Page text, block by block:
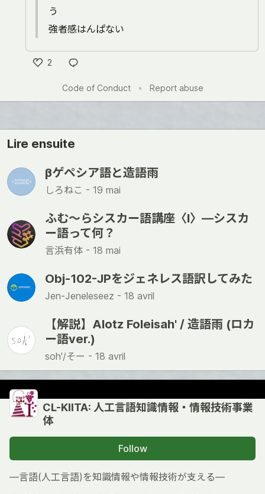
う
強者感はんぱない
2
Code of Conduct
• Report abuse
Lire ensuite
βゲペシア語と造語雨
しろねこ - 19 mai
ふむ〜らシスカー語講座〈Ⅰ〉―シスカ
ー語って何？
言浜有体 - 18 mai
Obj-102-JPをジェネレス語訳してみた
Jen-Jeneleseez - 18 avril
【解説】Alotz Foleisah' / 造語雨 (ロカ
ー語ver.)
soh'/そー - 18 avril
CL-KIITA: 人工言語知識情報・情報技術事業
体
Follow
―言語(人工言語)を知識情報や情報技術が支える―